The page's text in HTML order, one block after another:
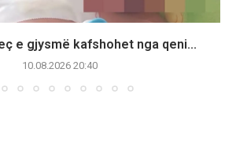
e gjysmë kafshohet nga qeni...
10.08.2026 20:40